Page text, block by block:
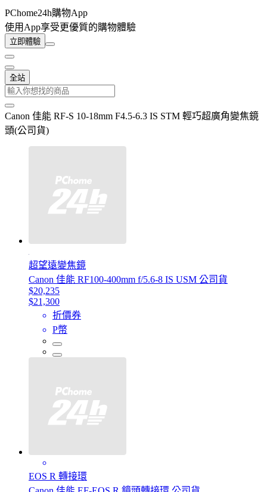
PChome24h購物App
使用App享受更優質的購物體驗
立即體驗
全站
Canon 佳能 RF-S 10-18mm F4.5-6.3 IS STM 輕巧超廣角變焦鏡
頭(公司貨)
超望遠變焦鏡
Canon 佳能 RF100-400mm f/5.6-8 IS USM 公司貨
$20,235
$21,300
折價券
P幣
EOS R 轉接環